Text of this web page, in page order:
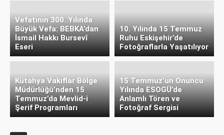
Vefatının 300. Yılında
Büyük Vefa: BEBKA’dan
İsmail Hakkı Bursevî
Eseri
10. Yılında 15 Temmuz
Ruhu Eskişehir’de
Fotoğraflarla Yaşatılıyor
Kütahya Vakıflar Bölge
Müdürlüğü’nden 15
Temmuz’da Mevlid-i
Şerif Programları
15 Temmuz’un Onuncu
Yılında ESOGÜ’de
Anlamlı Tören ve
Fotoğraf Sergisi